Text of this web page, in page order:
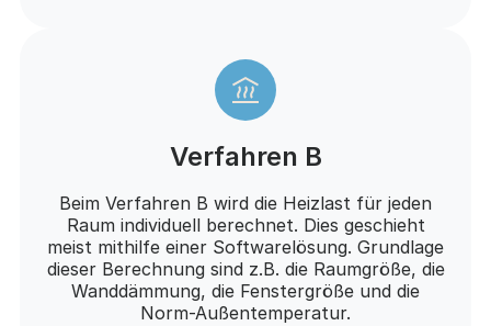
Verfahren B
Beim Verfahren B wird die Heizlast für jeden
Raum individuell berechnet. Dies geschieht
meist mithilfe einer Softwarelösung. Grundlage
dieser Berechnung sind z.B. die Raumgröße, die
Wanddämmung, die Fenstergröße und die
Norm-Außentemperatur.